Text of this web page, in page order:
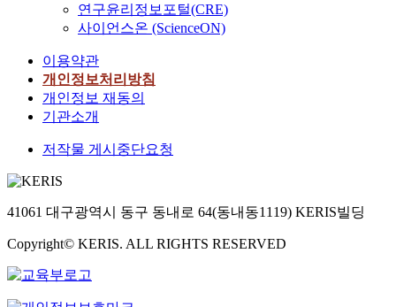
연구윤리정보포털(CRE)
사이언스온 (ScienceON)
이용약관
개인정보처리방침
개인정보 재동의
기관소개
저작물 게시중단요청
41061 대구광역시 동구 동내로 64(동내동1119) KERIS빌딩
Copyright© KERIS. ALL RIGHTS RESERVED